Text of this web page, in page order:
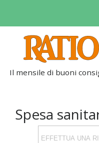
Il mensile di buoni
Spesa